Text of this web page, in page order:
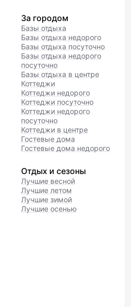
За городом
Базы отдыха
Базы отдыха недорого
Базы отдыха посуточно
Базы отдыха недорого
посуточно
Базы отдыха в центре
Коттеджи
Коттеджи недорого
Коттеджи посуточно
Коттеджи недорого
посуточно
Коттеджи в центре
Гостевые дома
Гостевые дома недорого
Отдых и сезоны
Лучшие весной
Лучшие летом
Лучшие зимой
Лучшие осенью